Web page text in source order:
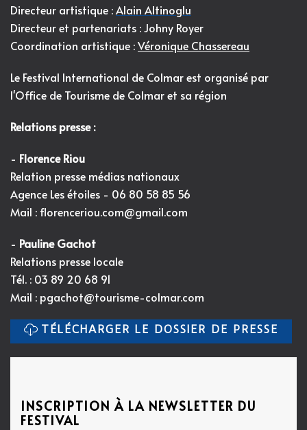
Directeur artistique :Alain Altinoglu
Directeur et partenariats : Johny Royer
Coordination artistique :Véronique Chassereau
Le Festival International de Colmar est organisé par
l'Office de Tourisme de Colmar et sa région
Relations presse :
- Florence Riou
Relation presse médias nationaux
Agence Les étoiles - 06 80 58 85 56
Mail : florenceriou.com@gmail.com
- Pauline Gachot
Relations presse locale
Tél. : 03 89 20 68 91
Mail : pgachot@tourisme-colmar.com
TÉLÉCHARGER LE DOSSIER DE PRESSE
INSCRIPTION À LA NEWSLETTER DU
FESTIVAL